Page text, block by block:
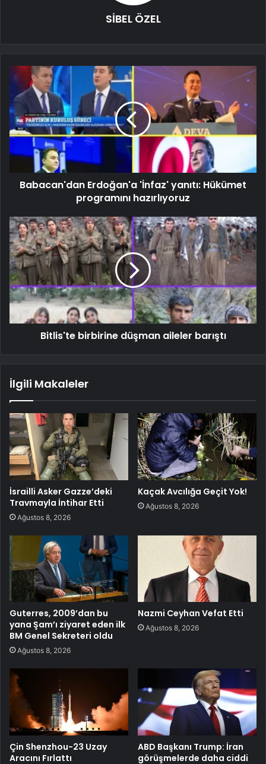
SİBEL ÖZEL
Babacan'dan Erdoğan'a 'İnfaz' yanıtı: Hükümet
programını hazırlıyoruz
Bitlis'te birbirine düşman aileler barıştı
İlgili Makaleler
İsrailli Asker Gazze’deki
Travmayla İntihar Etti
Ağustos 8, 2026
Kaçak Avcılığa Geçit Yok!
Ağustos 8, 2026
Guterres, 2009’dan bu
yana Şam’ı ziyaret eden ilk
BM Genel Sekreteri oldu
Ağustos 8, 2026
Nazmi Ceyhan Vefat Etti
Ağustos 8, 2026
Çin Shenzhou-23 Uzay
Aracını Fırlattı
ABD Başkanı Trump: İran
görüşmelerde daha ciddi